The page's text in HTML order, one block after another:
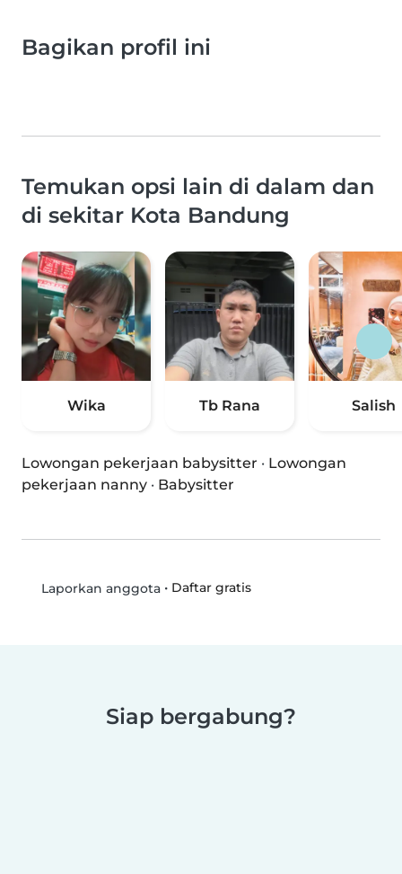
Bagikan profil ini
Temukan opsi lain di dalam dan
di sekitar Kota Bandung
Wika Tb Rana Salish
Lowongan pekerjaan babysitter · Lowongan
pekerjaan nanny · Babysitter
Laporkan anggota• Daftar gratis
Siap bergabung?